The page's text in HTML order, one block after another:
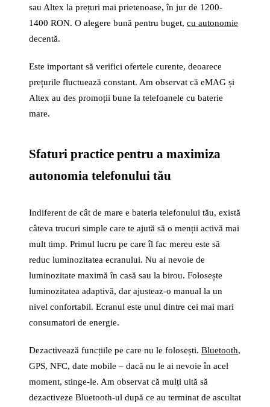
sau Altex la prețuri mai prietenoase, în jur de 1200-
1400 RON. O alegere bună pentru buget, cu autonomie
decentă.
Este important să verifici ofertele curente, deoarece
prețurile fluctuează constant. Am observat că eMAG și
Altex au des promoții bune la telefoanele cu baterie
mare.
Sfaturi practice pentru a maximiza
autonomia telefonului tău
Indiferent de cât de mare e bateria telefonului tău, există
câteva trucuri simple care te ajută să o menții activă mai
mult timp. Primul lucru pe care îl fac mereu este să
reduc luminozitatea ecranului. Nu ai nevoie de
luminozitate maximă în casă sau la birou. Folosește
luminozitatea adaptivă, dar ajusteaz-o manual la un
nivel confortabil. Ecranul este unul dintre cei mai mari
consumatori de energie.
Dezactivează funcțiile pe care nu le folosești. Bluetooth,
GPS, NFC, date mobile – dacă nu le ai nevoie în acel
moment, stinge-le. Am observat că mulți uită să
dezactiveze Bluetooth-ul după ce au terminat de ascultat